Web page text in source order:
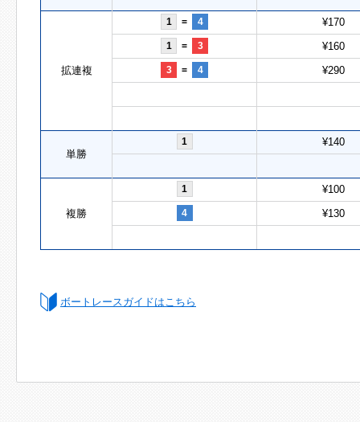
拡連複
1 = 4 ¥170
1 = 3 ¥160
3 = 4 ¥290
単勝
1 ¥140
複勝
1 ¥100
4 ¥130
ボートレースガイドはこちら